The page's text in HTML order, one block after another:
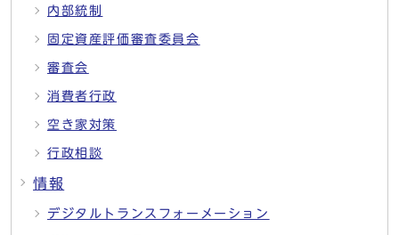
内部統制
固定資産評価審査委員会
審査会
消費者行政
空き家対策
行政相談
情報
デジタルトランスフォーメーション